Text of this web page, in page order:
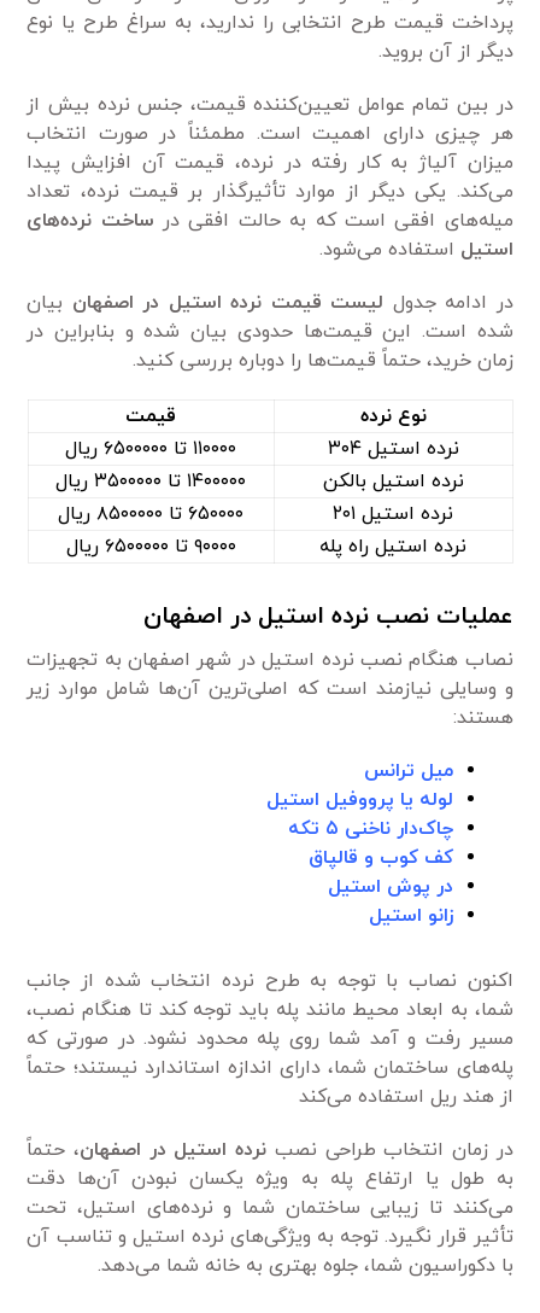
پرداخت قیمت طرح انتخابی را ندارید، به سراغ طرح یا نوع
دیگر از آن بروید.
در بین تمام عوامل تعیین‌کننده قیمت، جنس نرده بیش از
هر چیزی دارای اهمیت است. مطمئناً در صورت انتخاب
میزان آلیاژ به کار رفته در نرده، قیمت آن افزایش پیدا
می‌کند. یکی دیگر از موارد تأثیر‌گذار بر قیمت نرده، تعداد
میله‌های افقی است که به حالت افقی در ساخت نرده‌های
استیل استفاده می‌شود.
در ادامه جدول لیست قیمت‌ نرده استیل در اصفهان بیان
شده است. این قیمت‌ها حدودی بیان شده و بنابراین در
زمان خرید، حتماً قیمت‌ها را دوباره بررسی کنید.
نوع نرده
قیمت
نرده استیل ۳۰۴
۱۱۰۰۰۰ تا ۶۵۰۰۰۰۰ ریال
نرده استیل بالکن
۱۴۰۰۰۰۰ تا ۳۵۰۰۰۰۰ ریال
نرده استیل ۲۰۱
۶۵۰۰۰۰ تا ۸۵۰۰۰۰۰ ریال
نرده استیل راه پله
۹۰۰۰۰ تا ۶۵۰۰۰۰۰ ریال
عملیات نصب نرده استیل در اصفهان
نصاب هنگام نصب نرده استیل در شهر اصفهان به تجهیزات
و وسایلی نیاز‌مند است که اصلی‌ترین آن‌ها شامل موارد زیر
هستند:
میل ترانس
لوله یا پرووفیل استیل
چاک‌دار ناخنی ۵ تکه
کف کوب و قالپاق
در پوش استیل
زانو استیل
اکنون نصاب با توجه به طرح نرده انتخاب شده از جانب
شما، به ابعاد محیط مانند پله باید توجه کند تا هنگام نصب،
مسیر رفت و آمد شما روی پله محدود نشود. در صورتی که
پله‌های ساختمان شما، دارای اندازه استاندارد نیستند؛ حتماً
از هند ریل استفاده می‌کند
در زمان انتخاب طراحی نصب نرده استیل در اصفهان، حتماً
به طول یا ارتفاع پله به ویژه یکسان نبودن آن‌ها دقت
می‌کنند تا زیبایی ساختمان شما و نرده‌های استیل، تحت
تأثیر قرار نگیرد. توجه به ویژگی‌های نرده استیل و تناسب آن
با دکوراسیون شما، جلوه بهتری به خانه شما می‌دهد.